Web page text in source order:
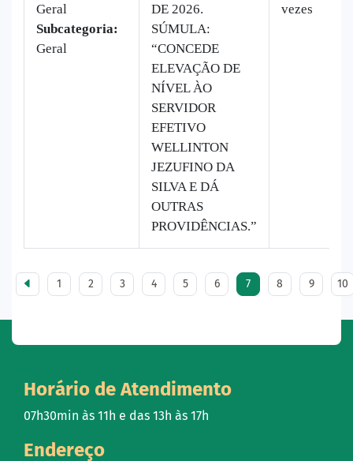
Geral
Subcategoria:
Geral
DE 2026.
SÚMULA:
“CONCEDE
ELEVAÇÃO DE
NÍVEL ÀO
SERVIDOR
EFETIVO
WELLINTON
JEZUFINO DA
SILVA E DÁ
OUTRAS
PROVIDÊNCIAS.”
vezes
1 2 3 4 5 6 7 8 9 10
Horário de Atendimento
07h30min às 11h e das 13h às 17h
Endereço